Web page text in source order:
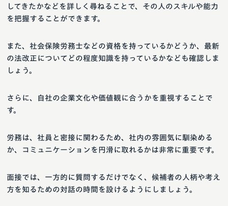
してきたかなどを詳しく尋ねることで、その人のスキルや能力
を把握することができます。
また、社会保険労務士などの資格を持っているかどうか、最新
の法改正についてどの程度知識を持っているかなども確認しま
しょう。
さらに、自社の企業文化や価値観に合うかを重視することで
す。
労務は、社員と密接に関わるため、社内の雰囲気に馴染める
か、コミュニケーションを円滑に取れるかは非常に重要です。
面接では、一方的に質問するだけでなく、候補者の人柄や考え
方を知るための対話の時間を設けるようにしましょう。